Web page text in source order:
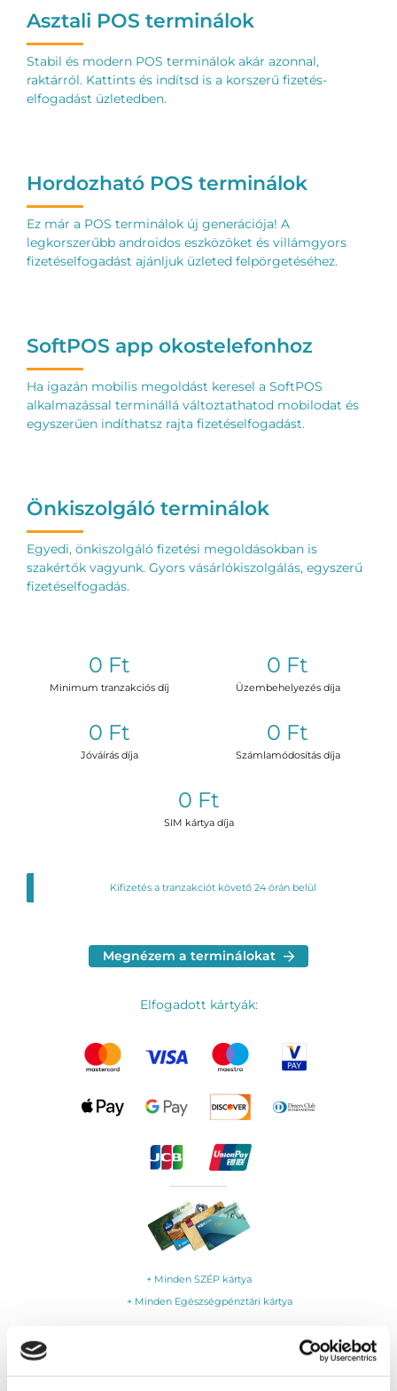
Asztali POS terminálok
Stabil és modern POS terminálok akár azonnal,
raktárról. Kattints és indítsd is a korszerű fizetés-
elfogadást üzletedben.
Hordozható POS terminálok
Ez már a POS terminálok új generációja! A
legkorszerűbb androidos eszközöket és villámgyors
fizetéselfogadást ajánljuk üzleted felpörgetéséhez.
SoftPOS app okostelefonhoz
Ha igazán mobilis megoldást keresel a SoftPOS
alkalmazással terminállá változtathatod mobilodat és
egyszerűen indíthatsz rajta fizetéselfogadást.
Önkiszolgáló terminálok
Egyedi, önkiszolgáló fizetési megoldásokban is
szakértők vagyunk. Gyors vásárlókiszolgálás, egyszerű
fizetéselfogadás.
0 Ft
Minimum tranzakciós díj
0 Ft
Üzembehelyezés díja
0 Ft
Jóváírás díja
0 Ft
Számlamódosítás díja
0 Ft
SIM kártya díja
Kifizetés a tranzakciót követő 24 órán belül
Megnézem a terminálokat
Elfogadott kártyák:
+ Minden SZÉP kártya
+ Minden Egészségpénztári kártya